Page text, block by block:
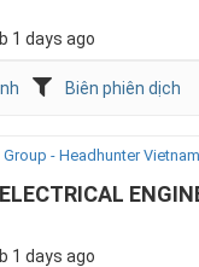
1 days ago
Biên phiên dịch
- Headhunter Vietnam
1 days ago